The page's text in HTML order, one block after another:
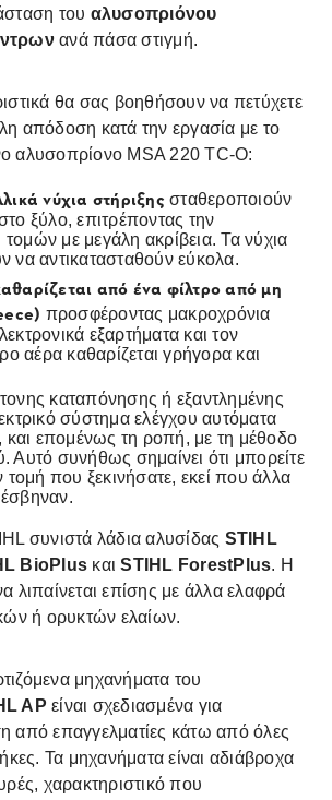
του αλυσοπριόνου
ανά πάσα στιγμή.
θα σας βοηθήσουν να πετύχετε
απόδοση κατά την εργασία με το
αλυσοπρίονο MSA 220 TC-O:
νύχια στήριξης σταθεροποιούν
ξύλο, επιτρέποντας την
με μεγάλη ακρίβεια. Τα νύχια
να αντικατασταθούν εύκολα.
από ένα φίλτρο από μη
προσφέροντας μακροχρόνια
εξαρτήματα και τον
αέρα καθαρίζεται γρήγορα και
καταπόνησης ή εξαντλημένης
σύστημα ελέγχου αυτόματα
και επομένως τη ροπή, με τη μέθοδο
Αυτό συνήθως σημαίνει ότι μπορείτε
τομή που ξεκινήσατε, εκεί που άλλα
συνιστά λάδια αλυσίδας STIHL
BioPlus και STIHL ForestPlus. Η
λιπαίνεται επίσης με άλλα ελαφρά
ή ορυκτών ελαίων.
μηχανήματα του
AP είναι σχεδιασμένα για
από επαγγελματίες κάτω από όλες
Τα μηχανήματα είναι αδιάβροχα
χαρακτηριστικό που